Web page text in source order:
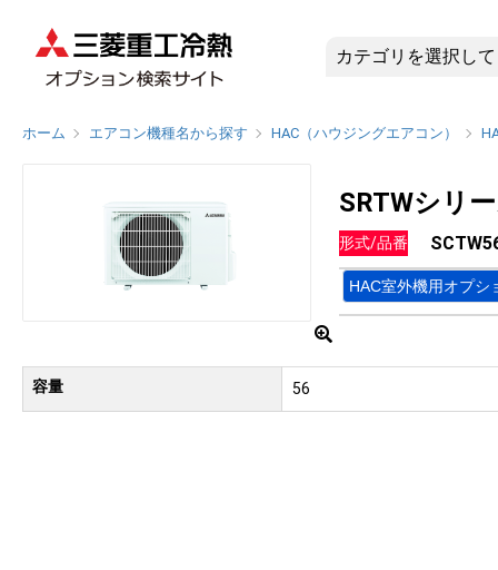
ホーム エアコン機種名から探す HAC（ハウジングエアコン）
SRTWシリ
形式/品番
HAC室外機用オプシ
容量 56